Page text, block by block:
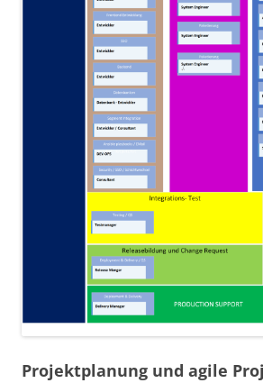
Projektplanung und agile